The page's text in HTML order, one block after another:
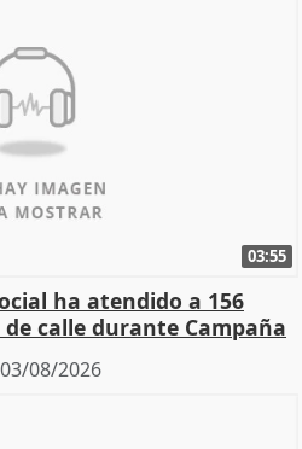
03:55
ha atendido a 156
calle durante Campaña
03/08/2026